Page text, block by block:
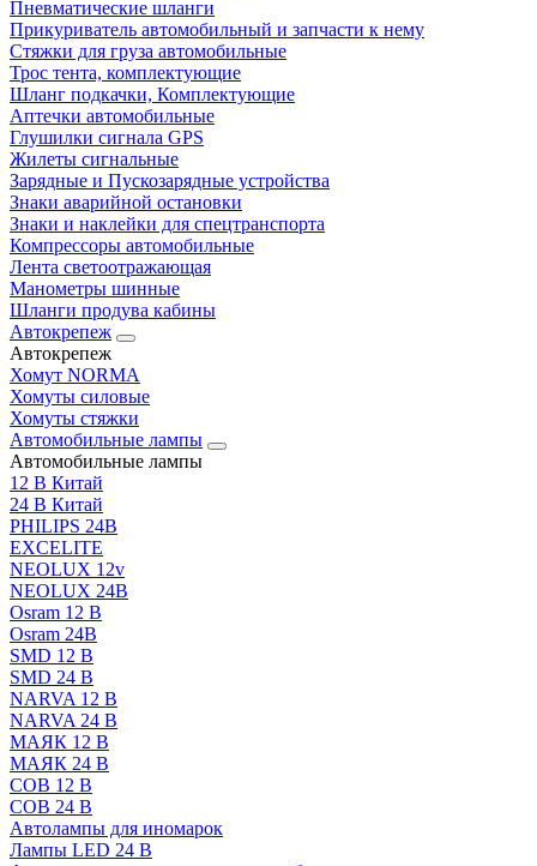
Пневматические шланги
Прикуриватель автомобильный и запчасти к нему
Стяжки для груза автомобильные
Трос тента, комплектующие
Шланг подкачки, Комплектующие
Аптечки автомобильные
Глушилки сигнала GPS
Жилеты сигнальные
Зарядные и Пускозарядные устройства
Знаки аварийной остановки
Знаки и наклейки для спецтранспорта
Компрессоры автомобильные
Лента светоотражающая
Манометры шинные
Шланги продува кабины
Автокрепеж
Автокрепеж
Хомут NORMA
Хомуты силовые
Хомуты стяжки
Автомобильные лампы
Автомобильные лампы
12 В Китай
24 В Китай
PHILIPS 24В
EXCELITE
NEOLUX 12v
NEOLUX 24В
Osram 12 В
Osram 24В
SMD 12 В
SMD 24 В
NARVA 12 В
NARVA 24 В
МАЯК 12 В
МАЯК 24 В
COB 12 В
COB 24 В
Автолампы для иномарок
Лампы LED 24 B